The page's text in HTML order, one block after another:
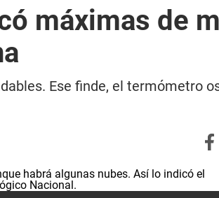
máximas de
Ese finde, el termómetro